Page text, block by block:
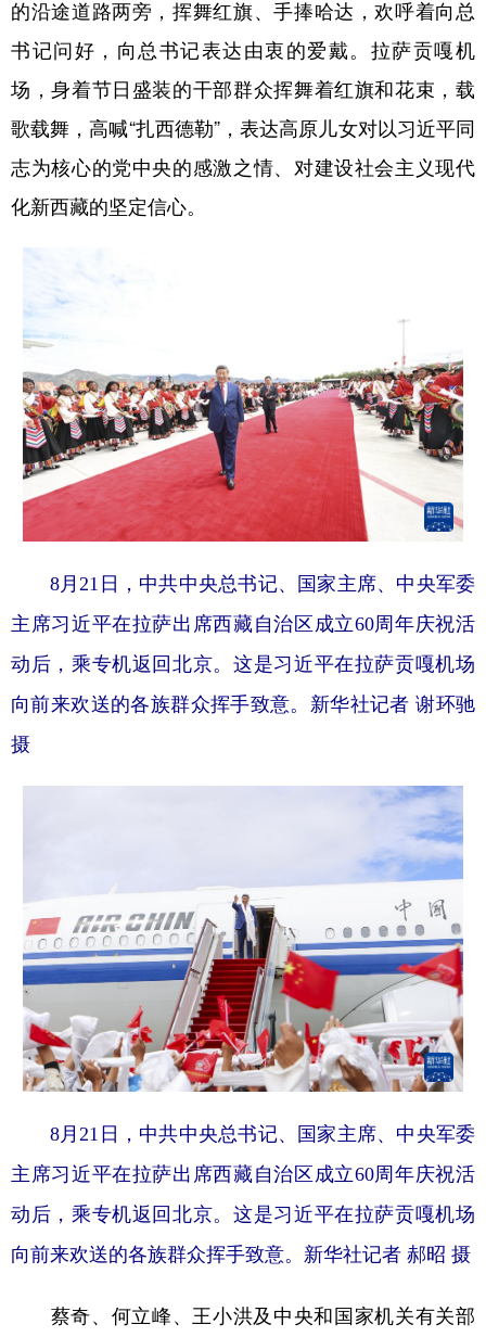
的沿途道路两旁，挥舞红旗、手捧哈达，欢呼着向总
书记问好，向总书记表达由衷的爱戴。拉萨贡嘎机
场，身着节日盛装的干部群众挥舞着红旗和花束，载
歌载舞，高喊“扎西德勒”，表达高原儿女对以习近平同
志为核心的党中央的感激之情、对建设社会主义现代
化新西藏的坚定信心。
8月21日，中共中央总书记、国家主席、中央军委
主席习近平在拉萨出席西藏自治区成立60周年庆祝活
动后，乘专机返回北京。这是习近平在拉萨贡嘎机场
向前来欢送的各族群众挥手致意。新华社记者 谢环驰
摄
8月21日，中共中央总书记、国家主席、中央军委
主席习近平在拉萨出席西藏自治区成立60周年庆祝活
动后，乘专机返回北京。这是习近平在拉萨贡嘎机场
向前来欢送的各族群众挥手致意。新华社记者 郝昭 摄
蔡奇、何立峰、王小洪及中央和国家机关有关部